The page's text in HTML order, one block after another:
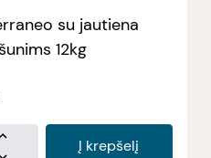
su jautiena
12kg
Į krepšelį